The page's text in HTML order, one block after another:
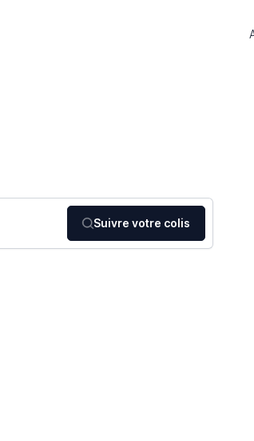
Suivre votre colis